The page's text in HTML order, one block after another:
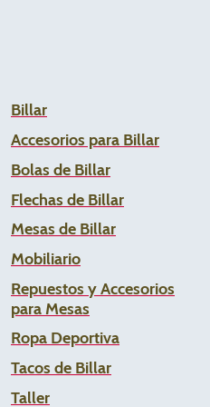
Billar
Accesorios para Billar
Bolas de Billar
Flechas de Billar
Mesas de Billar
Mobiliario
Repuestos y Accesorios
para Mesas
Ropa Deportiva
Tacos de Billar
Taller